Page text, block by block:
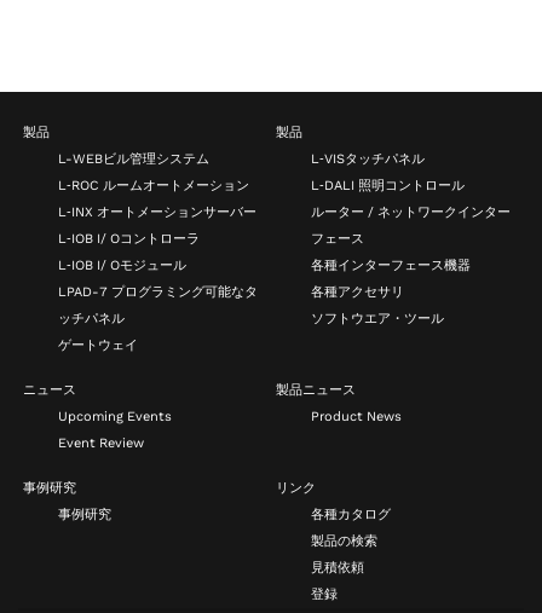
製品
L-WEBビル管理システム
L‑ROC ルームオートメーション
L‑INX オートメーションサーバー
L‑IOB I/ Oコントローラ
L‑IOB I/ Oモジュール
LPAD-7 プログラミング可能なタ
ッチパネル
ゲートウェイ
製品
L‑VISタッチパネル
L‑DALI 照明コントロール
ルーター / ネットワークインター
フェース
各種インターフェース機器
各種アクセサリ
ソフトウエア・ツール
ニュース
Upcoming Events
Event Review
製品ニュース
Product News
事例研究
事例研究
リンク
各種カタログ
製品の検索
見積依頼
登録